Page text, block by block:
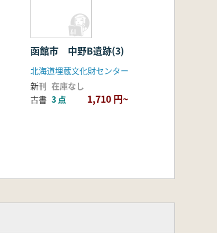
函館市 中野B遺跡(3)
北海道埋蔵文化財センター
新刊 在庫なし
古書 3 点 1,710 円~